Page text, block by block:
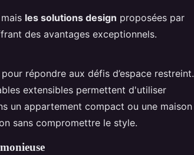
les solutions design proposées par
des avantages exceptionnels.
répondre aux défis d’espace restreint.
extensibles permettent d'utiliser
un appartement compact ou une maison
sans compromettre le style.